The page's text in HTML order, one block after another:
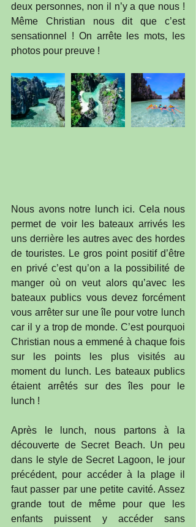
deux personnes, non il n’y a que nous !
Même Christian nous dit que c’est
sensationnel ! On arrête les mots, les
photos pour preuve !
Nous avons notre lunch ici. Cela nous
permet de voir les bateaux arrivés les
uns derrière les autres avec des hordes
de touristes. Le gros point positif d’être
en privé c’est qu’on a la possibilité de
manger où on veut alors qu’avec les
bateaux publics vous devez forcément
vous arrêter sur une île pour votre lunch
car il y a trop de monde. C’est pourquoi
Christian nous a emmené à chaque fois
sur les points les plus visités au
moment du lunch. Les bateaux publics
étaient arrêtés sur des îles pour le
lunch !
Après le lunch, nous partons à la
découverte de Secret Beach. Un peu
dans le style de Secret Lagoon, le jour
précédent, pour accéder à la plage il
faut passer par une petite cavité. Assez
grande tout de même pour que les
enfants puissent y accéder sans